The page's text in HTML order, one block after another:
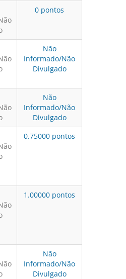
0 pontos
Não
Informado/Não
Divulgado
Não
Informado/Não
Divulgado
0.75000 pontos
1.00000 pontos
Não
Informado/Não
Divulgado